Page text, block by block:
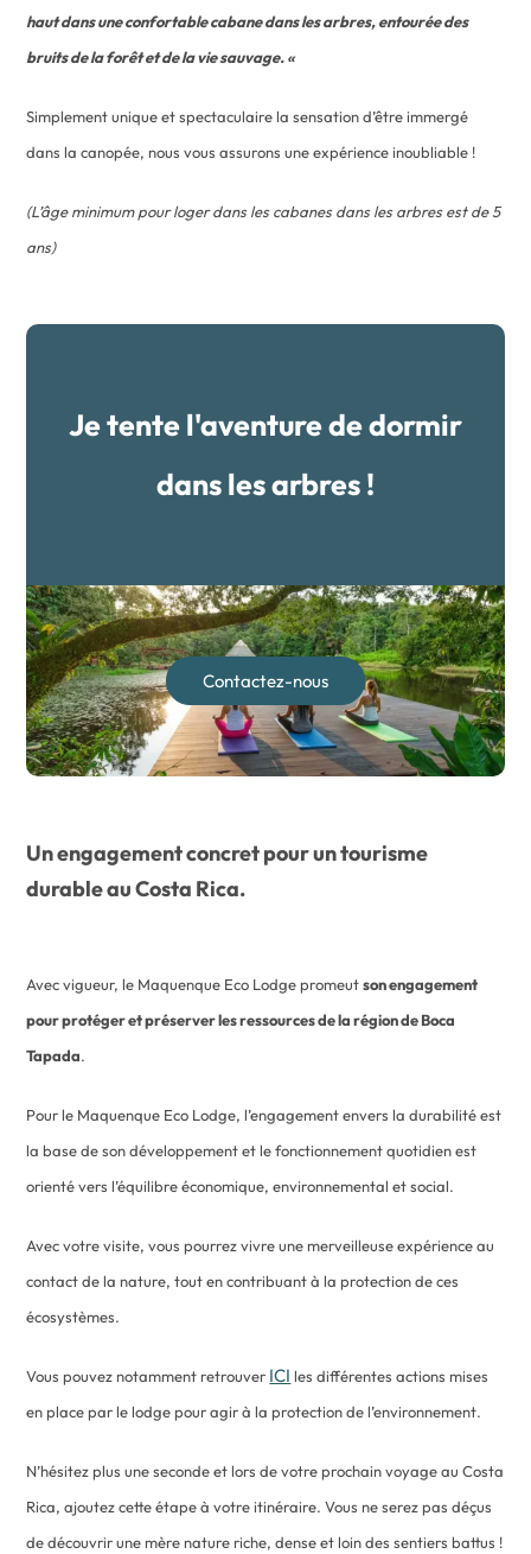
haut dans une confortable cabane dans les arbres, entourée des
bruits de la forêt et de la vie sauvage. «
Simplement unique et spectaculaire la sensation d’être immergé
dans la canopée, nous vous assurons une expérience inoubliable !
(L’âge minimum pour loger dans les cabanes dans les arbres est de 5
ans)
Je tente l'aventure de dormir
dans les arbres !
Contactez-nous
Un engagement concret pour un tourisme
durable au Costa Rica.
Avec vigueur, le Maquenque Eco Lodge promeutson engagement
pour protéger et préserver les ressources de la région de Boca
Tapada.
Pour le Maquenque Eco Lodge, l’engagement envers la durabilité est
la base de son développement et le fonctionnement quotidien est
orienté vers l’équilibre économique, environnemental et social.
Avec votre visite, vous pourrez vivre une merveilleuse expérience au
contact de la nature, tout en contribuant à la protection de ces
écosystèmes.
Vous pouvez notamment retrouver ICI les différentes actions mises
en place par le lodge pour agir à la protection de l’environnement.
N’hésitez plus une seconde et lors de votre prochain voyage au Costa
Rica, ajoutez cette étape à votre itinéraire. Vous ne serez pas déçus
de découvrir une mère nature riche, dense et loin des sentiers battus !